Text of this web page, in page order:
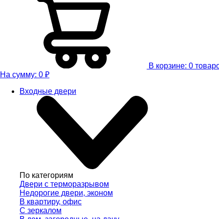
В корзине: 0
На сумму: 0 ₽
Входные двери
По категориям
Двери с терморазрывом
Недорогие двери, эконом
В квартиру, офис
С зеркалом